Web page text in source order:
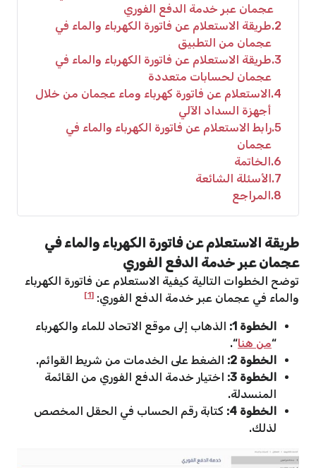
عجمان عبر خدمة الدفع الفوري
2 طريقة الاستعلام عن فاتورة الكهرباء والماء في
عجمان من التطبيق
3 طريقة الاستعلام عن فاتورة الكهرباء والماء في
عجمان لحسابات متعددة
4 الاستعلام عن فاتورة كهرباء وماء عجمان من خلال
أجهزة السداد الآلي
5 رابط الاستعلام عن فاتورة الكهرباء والماء في
عجمان
6 الخاتمة
7 الأسئلة الشائعة
8 المراجع
طريقة الاستعلام عن فاتورة الكهرباء والماء في
عجمان عبر خدمة الدفع الفوري
توضح الخطوات التالية كيفية الاستعلام عن فاتورة الكهرباء
والماء في عجمان عبر خدمة الدفع الفوري: [1]
الخطوة 1:
الذهاب إلى موقع الاتحاد للماء والكهرباء
“من هنا“.
الخطوة 2:
الضغط على الخدمات من شريط القوائم.
الخطوة 3:
اختيار خدمة الدفع الفوري من القائمة
المنسدلة.
الخطوة 4:
كتابة رقم الحساب في الحقل المخصص
لذلك.